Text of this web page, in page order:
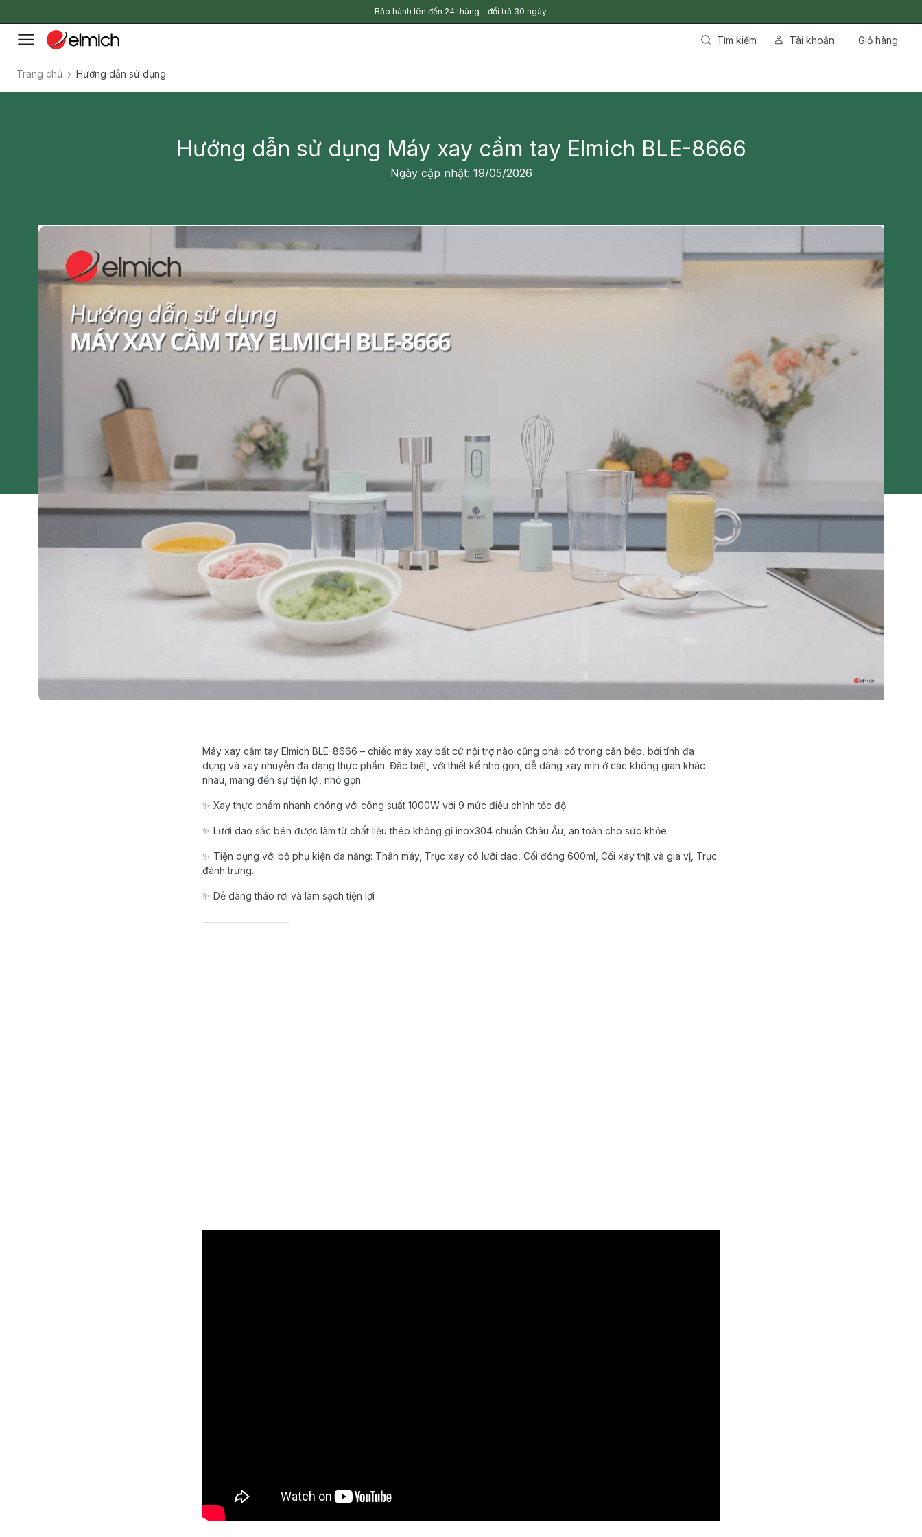
Bảo hành lên đến 24 tháng - đổi trả 30 ngày.
Tìm kiếm Tài khoản Giỏ hàng
Trang chủ Hướng dẫn sử dụng
Hướng dẫn sử dụng Máy xay cầm tay Elmich BLE-8666
Ngày cập nhật: 19/05/2026
Máy xay cầm tay Elmich BLE-8666 – chiếc máy xay bất cứ nội trợ nào cũng phải có trong căn bếp, bởi tính đa
dụng và xay nhuyễn đa dạng thực phẩm. Đặc biệt, với thiết kế nhỏ gọn, dễ dàng xay mịn ở các không gian khác
nhau, mang đến sự tiện lợi, nhỏ gọn.
✨ Xay thực phẩm nhanh chóng với công suất 1000W với 9 mức điều chỉnh tốc độ
✨ Lưỡi dao sắc bén được làm từ chất liệu thép không gỉ inox304 chuẩn Châu Âu, an toàn cho sức khỏe
✨ Tiện dụng với bộ phụ kiện đa năng: Thân máy, Trục xay có lưỡi dao, Cối đóng 600ml, Cối xay thịt và gia vị, Trục
đánh trứng.
✨ Dễ dàng tháo rời và làm sạch tiện lợi
—————————